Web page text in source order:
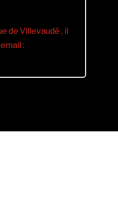
de Villevaudé , il
: